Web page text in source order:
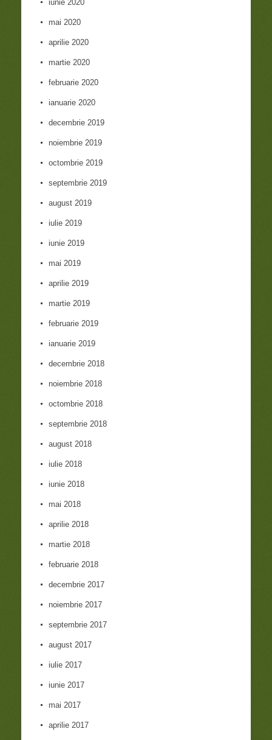
iunie 2020
mai 2020
aprilie 2020
martie 2020
februarie 2020
ianuarie 2020
decembrie 2019
noiembrie 2019
octombrie 2019
septembrie 2019
august 2019
iulie 2019
iunie 2019
mai 2019
aprilie 2019
martie 2019
februarie 2019
ianuarie 2019
decembrie 2018
noiembrie 2018
octombrie 2018
septembrie 2018
august 2018
iulie 2018
iunie 2018
mai 2018
aprilie 2018
martie 2018
februarie 2018
decembrie 2017
noiembrie 2017
septembrie 2017
august 2017
iulie 2017
iunie 2017
mai 2017
aprilie 2017